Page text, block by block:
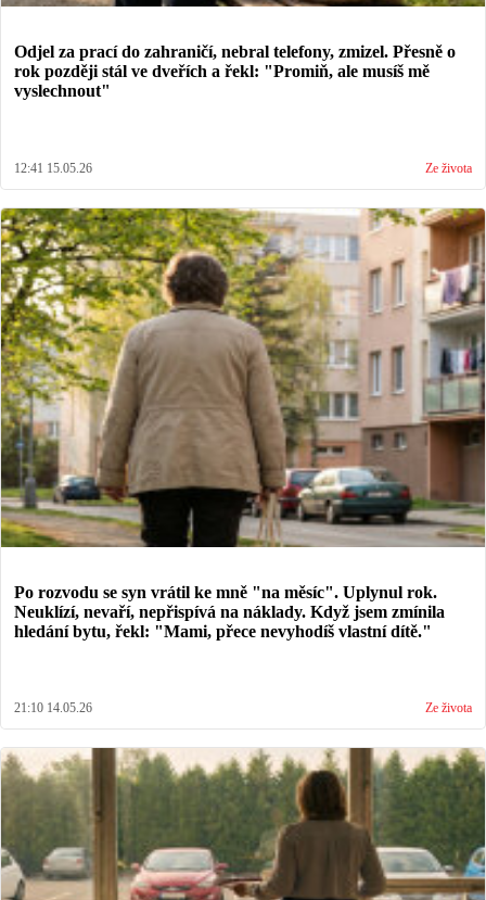
Odjel za prací do zahraničí, nebral telefony, zmizel. Přesně o
rok později stál ve dveřích a řekl: "Promiň, ale musíš mě
vyslechnout"
12:41 15.05.26 Ze života
Po rozvodu se syn vrátil ke mně "na měsíc". Uplynul rok.
Neuklízí, nevaří, nepřispívá na náklady. Když jsem zmínila
hledání bytu, řekl: "Mami, přece nevyhodíš vlastní dítě."
21:10 14.05.26 Ze života